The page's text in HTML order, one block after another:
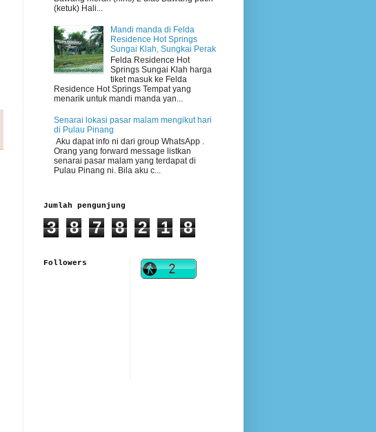
(ketuk) Hali...
Mandi manda di Felda
Residence Hot Springs
Sungai Klah, Sungkai Perak
Felda Residence Hot
Springs Sungai Klah harga
tiket masuk ke Felda
Residence Hot Springs Tempat yang
menarik untuk mandi manda yan...
Senarai lokasi pasar malam mengikut hari
di Pulau Pinang
Aku dapat info ni dari group WhatsApp .
Orang yang forward message listkan
senarai pasar malam yang terdapat di
Pulau Pinang ni. Bila aku c...
Jumlah pengunjung
3 8 7 8 2 1 8
Followers